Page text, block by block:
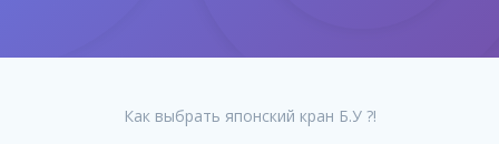
Как выбрать японский кран Б.У ?!